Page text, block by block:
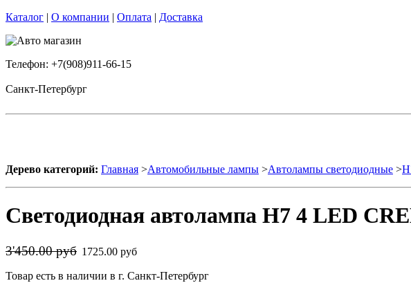
Каталог | О компании | Оплата | Доставка
Телефон: +7(908)911-66-15
Санкт-Петербург
Дерево категорий: Главная >Автомобильные лампы >Автолампы светодиодные >
Светодиодная автолампа H7 4 LED
3'450.00 руб 1725.00 руб
Товар есть в наличии в г. Санкт-Петербург